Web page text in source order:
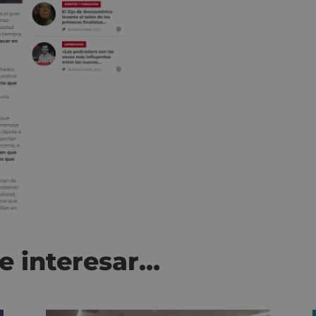
interesar…